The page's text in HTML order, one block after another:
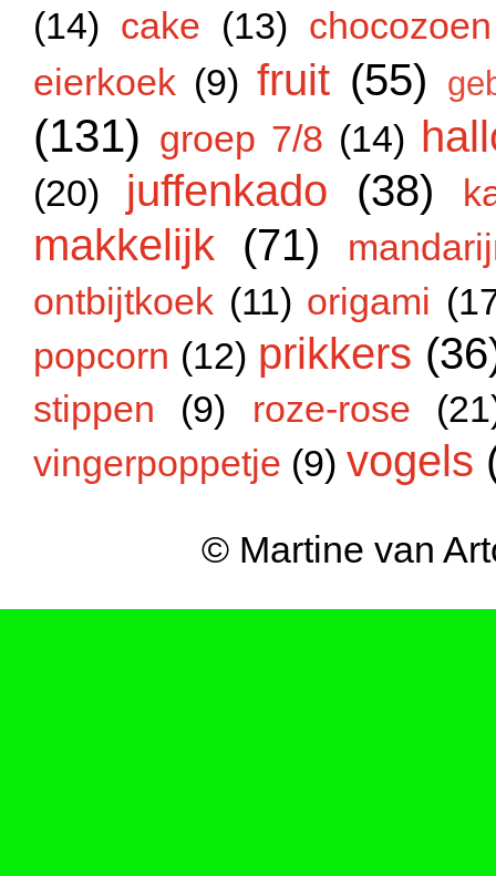
(14) cake (13) chocozoen
eierkoek (9) fruit (55)
(131) groep 7/8 (14)
(20) juffenkado (38)
makkelijk (71)
ontbijtkoek (11) origami
popcorn (12) prikkers
stippen (9) roze-rose
vingerpoppetje (9) vogels
© Martine van